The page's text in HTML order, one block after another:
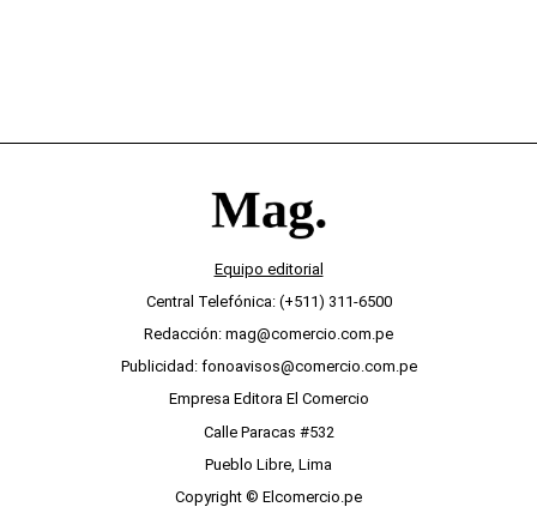
Equipo editorial
Central Telefónica: (+511) 311-6500
Redacción: mag@comercio.com.pe
Publicidad: fonoavisos@comercio.com.pe
Empresa Editora El Comercio
Calle Paracas #532
Pueblo Libre, Lima
Copyright © Elcomercio.pe